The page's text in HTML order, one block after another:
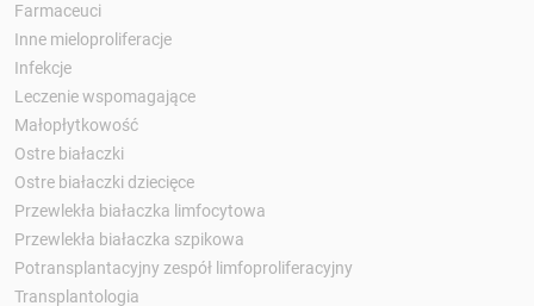
Farmaceuci
Inne mieloproliferacje
Infekcje
Leczenie wspomagające
Małopłytkowość
Ostre białaczki
Ostre białaczki dziecięce
Przewlekła białaczka limfocytowa
Przewlekła białaczka szpikowa
Potransplantacyjny zespół limfoproliferacyjny
Transplantologia